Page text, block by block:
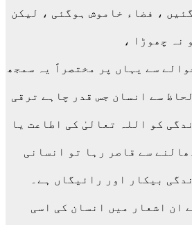
، فضاء خاموش ہوگئی ، لیکن
نہ چھوڑا ،
سے یہاں پر مختصراً یہ سمجھ
سے انسان جس قدر چاہے ترقی
کو اللہ تعالیٰ کی اطاعت یا
سے قاصر رہا تو انسانی
بیکار اور رائیگاں ہے۔
ان اشعار میں انسان کی اسی